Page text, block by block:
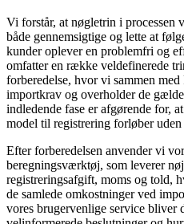
Vi forstår, at nøgletrin i
både gennemsigtige og lette at
kunder oplever en problemfri og
omfatter en række veldefinerede
forberedelse, hvor vi sammen
importkrav og overholder de
indledende fase er afgørende for,
model til registrering forløber uden
Efter forberedelsen anvender vi
beregningsværktøj, som leverer
registreringsafgift, moms og told,
de samlede omkostninger ved
vores bruger­venlige service